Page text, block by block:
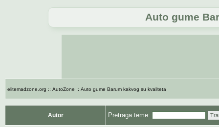
Auto gume
elitemadzone.org :: AutoZone :: Auto gume Barum kakvog su kvaliteta
Autor Pretraga teme: